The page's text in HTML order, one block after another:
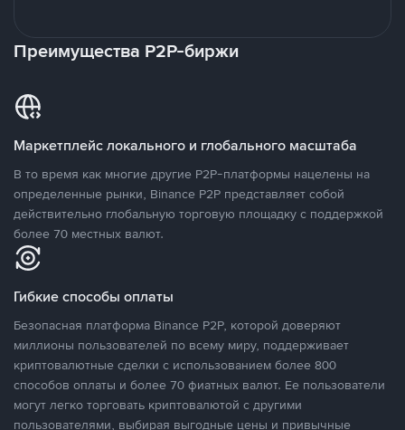
Преимущества P2P-биржи
Маркетплейс локального и глобального масштаба
В то время как многие другие P2P-платформы нацелены на
определенные рынки, Binance P2P представляет собой
действительно глобальную торговую площадку с поддержкой
более 70 местных валют.
Гибкие способы оплаты
Безопасная платформа Binance P2P, которой доверяют
миллионы пользователей по всему миру, поддерживает
криптовалютные сделки с использованием более 800
способов оплаты и более 70 фиатных валют. Ее пользователи
могут легко торговать криптовалютой с другими
пользователями, выбирая выгодные цены и привычные